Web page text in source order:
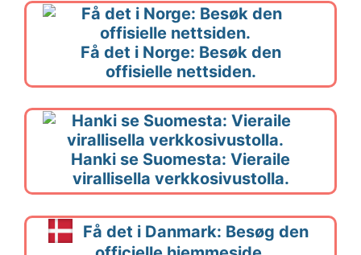
Få det i Norge: Besøk den
offisielle nettsiden.
Hanki se Suomesta: Vieraile
virallisella verkkosivustolla.
Få det i Danmark: Besøg den